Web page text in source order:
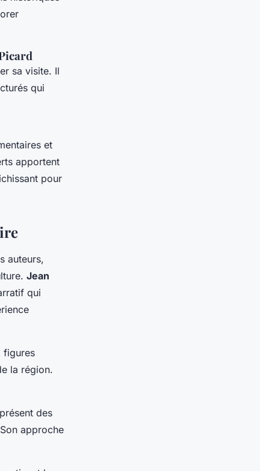
sa visite. Il
qui
et
apportent
pour
auteurs,
Jean
qui
figures
la région.
des
approche